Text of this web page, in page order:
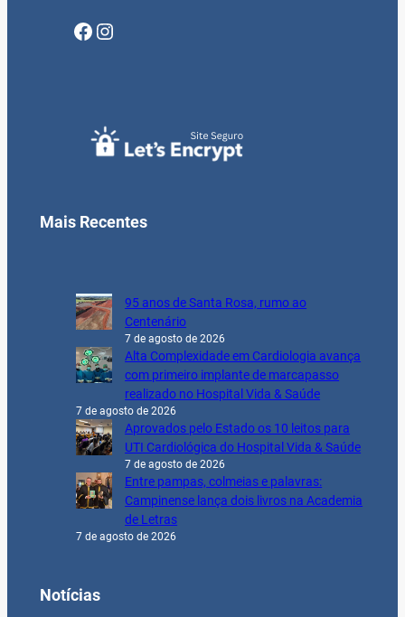
Facebook Instagram
Mais Recentes
95 anos de Santa Rosa, rumo ao
Centenário
7 de agosto de 2026
Alta Complexidade em Cardiologia avança
com primeiro implante de marcapasso
realizado no Hospital Vida & Saúde
7 de agosto de 2026
Aprovados pelo Estado os 10 leitos para
UTI Cardiológica do Hospital Vida & Saúde
7 de agosto de 2026
Entre pampas, colmeias e palavras:
Campinense lança dois livros na Academia
de Letras
7 de agosto de 2026
Notícias